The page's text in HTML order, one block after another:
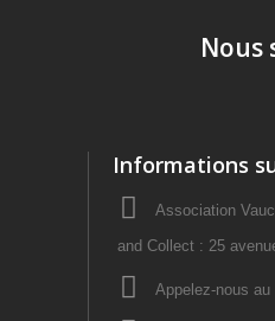
Nous
Informations
Association
and Collect : 25
Appelez-nous au